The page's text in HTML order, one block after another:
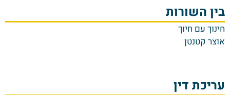
בין השורות
חינוך עם חיוך
אוצר קטנטן
עריכת דין